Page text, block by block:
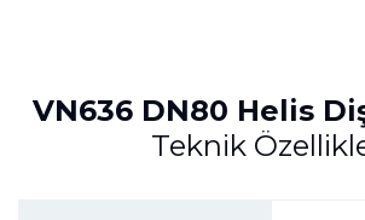
VN636 DN80 Helis
Teknik